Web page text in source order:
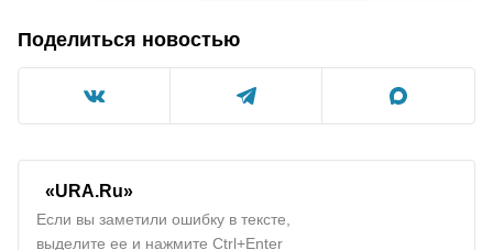
Поделиться новостью
«URA.Ru»
Если вы заметили ошибку в тексте,
выделите ее и нажмите Ctrl+Enter